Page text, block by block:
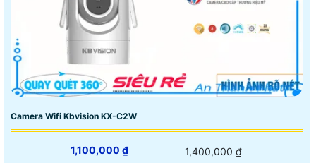
Camera Wifi Kbvision KX-C2W
1,100,000 ₫ 1,400,000 ₫